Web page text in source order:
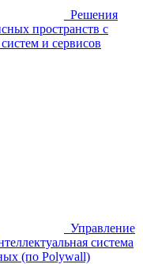
Решения
пространств с
и сервисов
Управление
система
(по Polywall)